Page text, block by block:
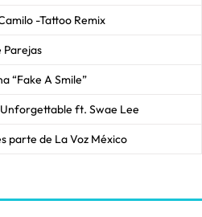
-Tattoo Remix
Parejas
“Fake A Smile”
ft. Swae Lee
parte de La Voz México